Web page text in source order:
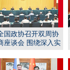
国政协召开双周协
座谈会 围绕深入实
...